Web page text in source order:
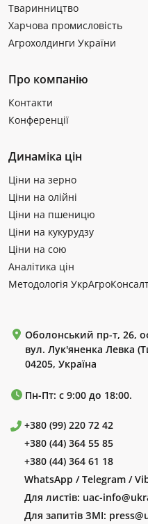
Тваринництво
Харчова промисловість
Агрохолдинги України
Про компанію
Контакти
Конференції
Динаміка цін
Ціни на зерно
Ціни на олійні
Ціни на пшеницю
Ціни на кукурудзу
Ціни на сою
Аналітика цін
Методологія
Оболонський пр-т, 26,
вул. Лук'яненка Левка
04205, Україна
Пн-Пт: с 9:00 до 18:00.
+380 (99) 220 72 42
+380 (44) 364 55 85
+380 (44) 364 61 18
WhatsApp / Telegram /
Для листів: uac-
Для запитів ЗМІ: